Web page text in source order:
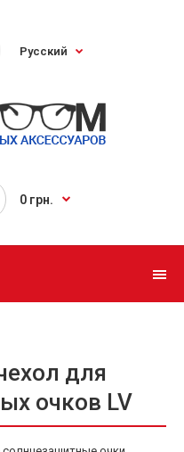
Русский
0 грн.
для
очков LV